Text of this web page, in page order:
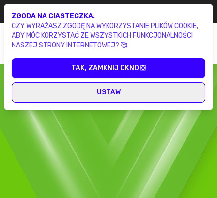
Gotowa aplikacjalojalnościowa już w 2 tygodnie